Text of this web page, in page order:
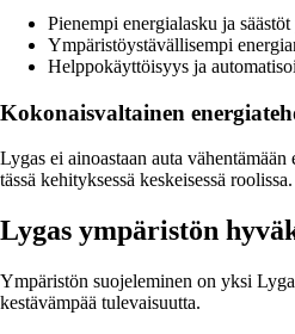
Pienempi energialasku ja
Ympäristöystävällisempi
Helppokäyttöisyys ja
Kokonaisvaltainen
Lygas ei ainoastaan auta
tässä kehityksessä keskeisessä roolissa.
Lygas ympäristön
Ympäristön suojeleminen on yksi
kestävämpää tulevaisuutta.